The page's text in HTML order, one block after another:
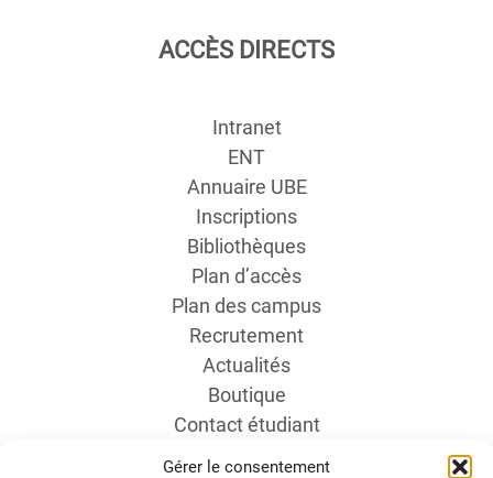
Gérer le consentement
ACCÈS DIRECTS
Intranet
ENT
Annuaire UBE
Inscriptions
Bibliothèques
Plan d’accès
Plan des campus
Recrutement
Actualités
Boutique
Contact étudiant